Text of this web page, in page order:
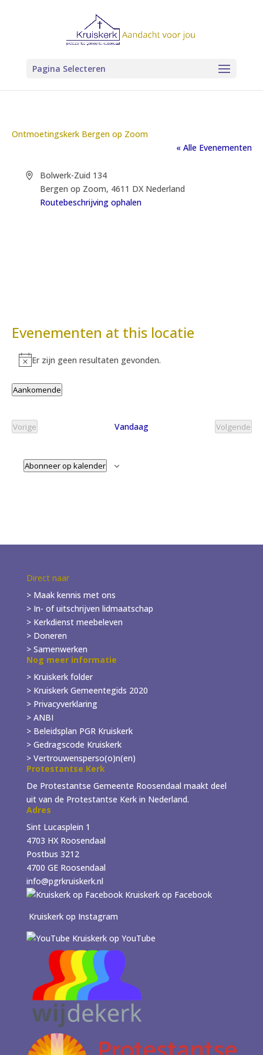
Pagina Selecteren
Ontmoetingskerk Bergen op Zoom
« Alle Evenementen
AdresBolwerk-Zuid 134
Bergen op Zoom, 4611 DX Nederland
Routebeschrijving ophalen
Evenementen at this locatie
Bericht
Er zijn geen resultaten gevonden.
Aankomende
datum.
Vorige
Evenementen
Vandaag
Volgende
Abonneer op kalender
Direct naar
> Maak kennis met ons
> In- ofuitschrijven lidmaatschap
> Kerkdienst meebeleven
> Doneren
> Samenwerken
Nog meer informatie
> Kruiskerk folder
>Kruiskerk Gemeentegids 2020
> Privacyverklaring
> ANBI
> Beleidsplan PGR Kruiskerk
> Gedragscode Kruiskerk
> Vertrouwensperso(o)n(en)
Protestantse Kerk
De Protestantse Gemeente Roosendaal maakt deel
uit van de Protestantse Kerk in Nederland.
Adres
Sint Lucasplein 1
4703 HX Roosendaal
Postbus 3212
4700 GE Roosendaal
info@pgrkruiskerk.nl
Kruiskerk op Facebook
Kruiskerk op Instagram
Kruiskerk op YouTube